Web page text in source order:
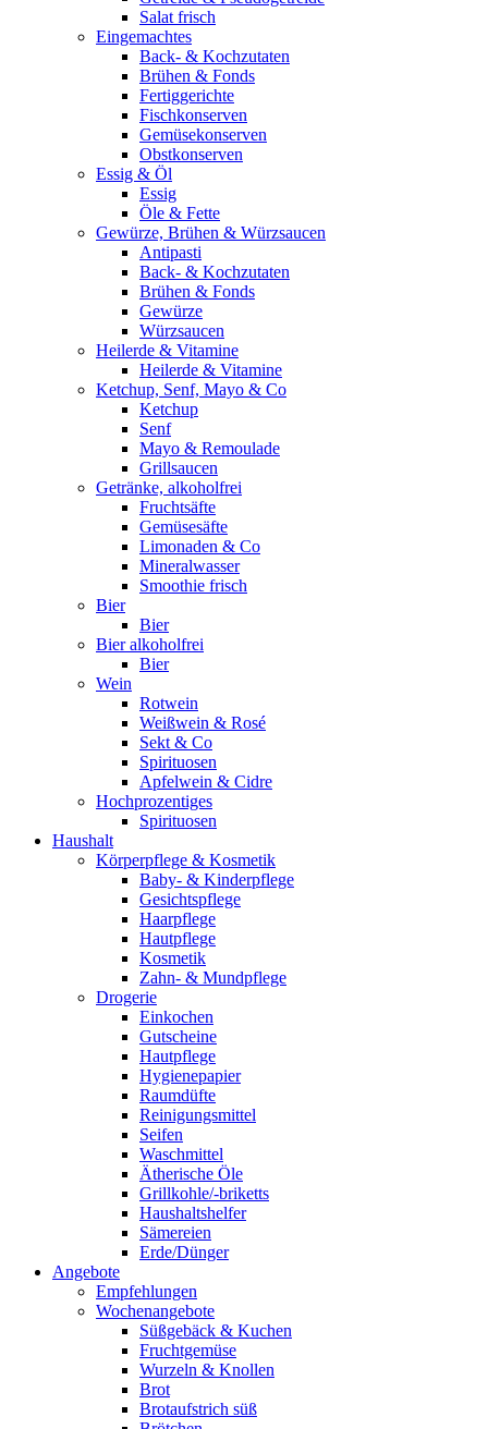
Salat frisch
Eingemachtes
Back- & Kochzutaten
Brühen & Fonds
Fertiggerichte
Fischkonserven
Gemüsekonserven
Obstkonserven
Essig & Öl
Essig
Öle & Fette
Gewürze, Brühen & Würzsaucen
Antipasti
Back- & Kochzutaten
Brühen & Fonds
Gewürze
Würzsaucen
Heilerde & Vitamine
Heilerde & Vitamine
Ketchup, Senf, Mayo & Co
Ketchup
Senf
Mayo & Remoulade
Grillsaucen
Getränke, alkoholfrei
Fruchtsäfte
Gemüsesäfte
Limonaden & Co
Mineralwasser
Smoothie frisch
Bier
Bier
Bier alkoholfrei
Bier
Wein
Rotwein
Weißwein & Rosé
Sekt & Co
Spirituosen
Apfelwein & Cidre
Hochprozentiges
Spirituosen
Haushalt
Körperpflege & Kosmetik
Baby- & Kinderpflege
Gesichtspflege
Haarpflege
Hautpflege
Kosmetik
Zahn- & Mundpflege
Drogerie
Einkochen
Gutscheine
Hautpflege
Hygienepapier
Raumdüfte
Reinigungsmittel
Seifen
Waschmittel
Ätherische Öle
Grillkohle/-briketts
Haushaltshelfer
Sämereien
Erde/Dünger
Angebote
Empfehlungen
Wochenangebote
Süßgebäck & Kuchen
Fruchtgemüse
Wurzeln & Knollen
Brot
Brotaufstrich süß